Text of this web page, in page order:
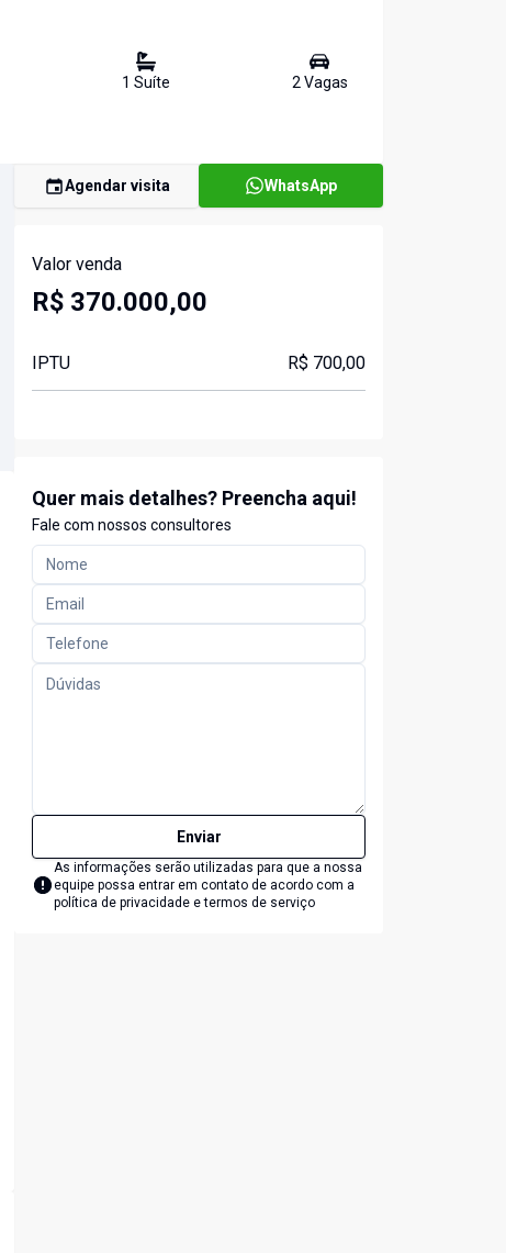
1 Suíte 2Vagas
Agendar visita WhatsApp
Valor venda
R$ 370.000,00
IPTU R$ 700,00
Quer mais detalhes? Preencha aqui!
Fale com nossos consultores
Enviar
As informações serão utilizadas para que a nossa
equipe possa entrar em contato de acordo com a
política de privacidade e termos de serviço